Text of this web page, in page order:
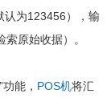
认为123456），输
原始收据）。
能， POS机将汇